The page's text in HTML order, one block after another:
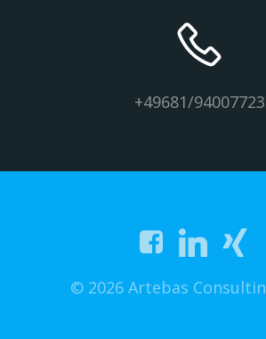
+49681/94007723
© 2026 Artebas